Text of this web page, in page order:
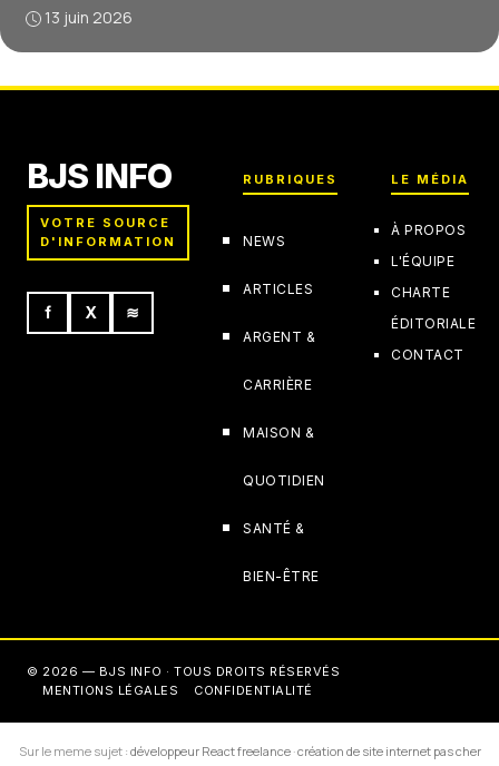
13 juin 2026
BJS INFO
VOTRE SOURCE
D'INFORMATION
f X ≋
RUBRIQUES
NEWS
ARTICLES
ARGENT &
CARRIÈRE
MAISON &
QUOTIDIEN
SANTÉ &
BIEN-ÊTRE
LE MÉDIA
À PROPOS
L'ÉQUIPE
CHARTE
ÉDITORIALE
CONTACT
© 2026 — BJS INFO · TOUS DROITS RÉSERVÉS
MENTIONS LÉGALES
CONFIDENTIALITÉ
Sur le meme sujet : développeur React freelance·création de site internet pas cher